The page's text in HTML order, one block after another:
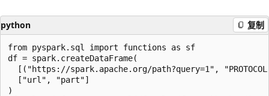
python 复制
from pyspark.sql import functions as sf
df = spark.createDataFrame(
[("https://spark.apache.org/path?query=1",
  ["url", "part"]
)